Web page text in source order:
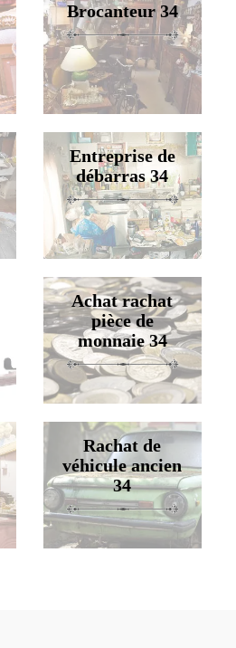
Brocanteur 34
Entreprise de
débarras 34
Achat rachat
pièce de
monnaie 34
Rachat de
véhicule ancien
34